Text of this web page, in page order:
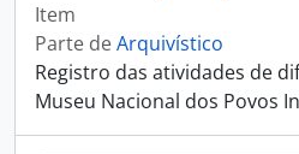
Item
Parte deArquivístico
Registro das atividades de
Museu Nacional dos Povos